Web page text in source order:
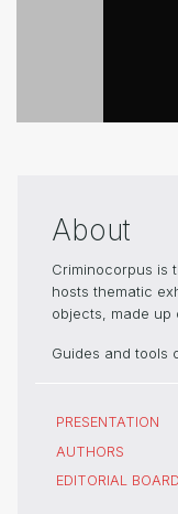
About
Criminocorpus is
hosts thematic
objects, made
Guides and tools
PRESENTATION
AUTHORS
EDITORIAL BOARD